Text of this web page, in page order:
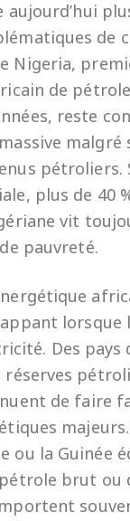
aujourd’hui
de
Nigeria,
de
reste
malgré
pétroliers.
plus de 40
vit
pauvreté.
lorsque
Des
réserves
de faire
ou la Guinée
brut ou